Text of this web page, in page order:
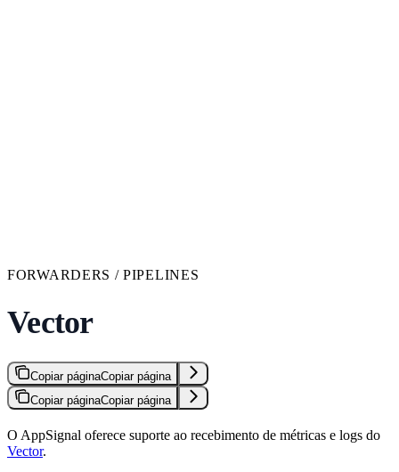
FORWARDERS / PIPELINES
Vector
Copiar páginaCopiar página
Copiar páginaCopiar página
O AppSignal oferece suporte ao recebimento de métricas e logs do
Vector.